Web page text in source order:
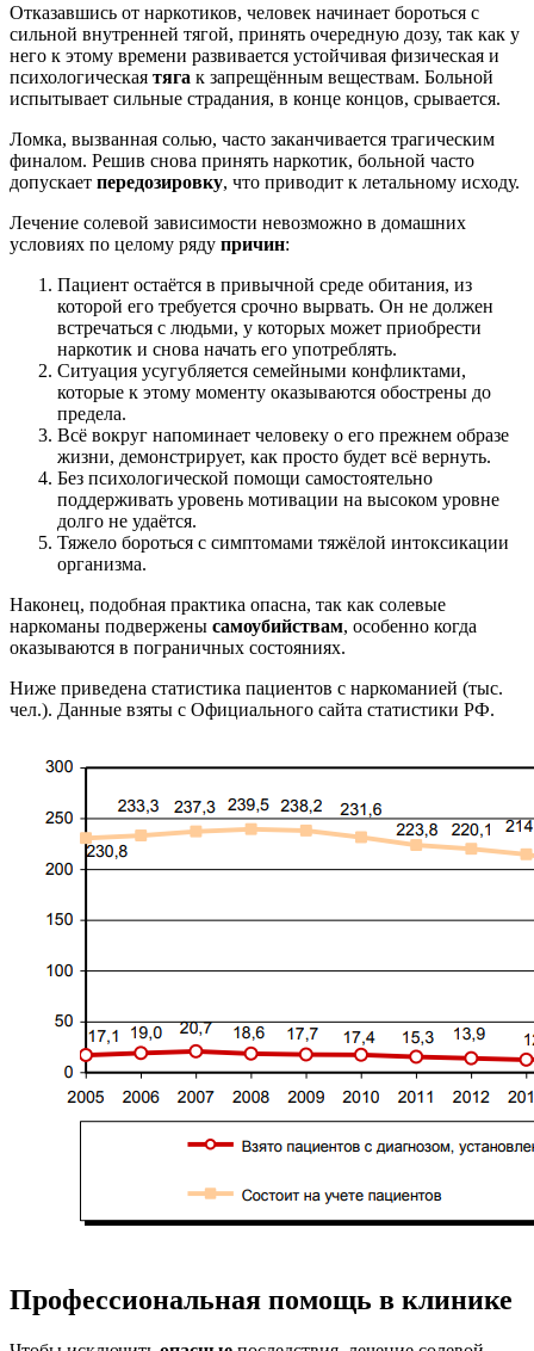
Отказавшись от наркотиков, человек начинает бороться с
сильной внутренней тягой, принять очередную дозу, так как у
него к этому времени развивается устойчивая физическая и
психологическая тяга к запрещённым веществам. Больной
испытывает сильные страдания, в конце концов, срывается.
Ломка, вызванная солью, часто заканчивается трагическим
финалом. Решив снова принять наркотик, больной часто
допускает передозировку, что приводит к летальному исходу.
Лечение солевой зависимости невозможно в домашних
условиях по целому ряду причин:
Пациент остаётся в привычной среде обитания, из
которой его требуется срочно вырвать. Он не должен
встречаться с людьми, у которых может приобрести
наркотик и снова начать его употреблять.
Ситуация усугубляется семейными конфликтами,
которые к этому моменту оказываются обострены до
предела.
Всё вокруг напоминает человеку о его прежнем образе
жизни, демонстрирует, как просто будет всё вернуть.
Без психологической помощи самостоятельно
поддерживать уровень мотивации на высоком уровне
долго не удаётся.
Тяжело бороться с симптомами тяжёлой интоксикации
организма.
Наконец, подобная практика опасна, так как солевые
наркоманы подвержены самоубийствам, особенно когда
оказываются в пограничных состояниях.
Ниже приведена статистика пациентов с наркоманией (тыс.
чел.). Данные взяты c Официального сайта статистики РФ.
Профессиональная помощь в клинике